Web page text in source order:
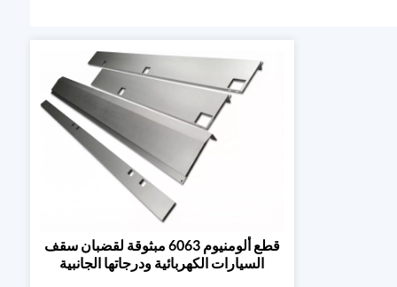
قطع ألومنيوم 6063 مبثوقة لقضبان سقف
السيارات الكهربائية ودرجاتها الجانبية